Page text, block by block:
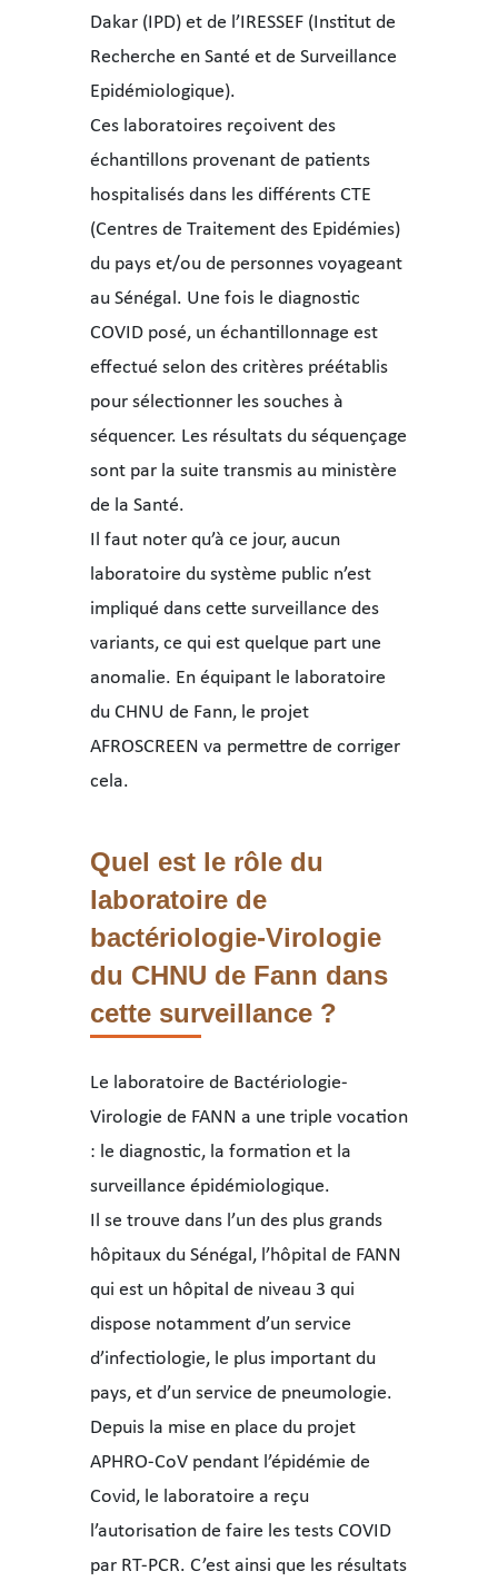
Dakar (IPD) et de l’IRESSEF (Institut de
Recherche en Santé et de Surveillance
Epidémiologique).
Ces laboratoires reçoivent des
échantillons provenant de patients
hospitalisés dans les différents CTE
(Centres de Traitement des Epidémies)
du pays et/ou de personnes voyageant
au Sénégal. Une fois le diagnostic
COVID posé, un échantillonnage est
effectué selon des critères préétablis
pour sélectionner les souches à
séquencer. Les résultats du séquençage
sont par la suite transmis au ministère
de la Santé.
Il faut noter qu’à ce jour, aucun
laboratoire du système public n’est
impliqué dans cette surveillance des
variants, ce qui est quelque part une
anomalie. En équipant le laboratoire
du CHNU de Fann, le projet
AFROSCREEN va permettre de corriger
cela.
Quel est le rôle du
laboratoire de
bactériologie-Virologie
du CHNU de Fann dans
cette surveillance ?
Le laboratoire de Bactériologie-
Virologie de FANN a une triple vocation
: le diagnostic, la formation et la
surveillance épidémiologique.
Il se trouve dans l’un des plus grands
hôpitaux du Sénégal, l’hôpital de FANN
qui est un hôpital de niveau 3 qui
dispose notamment d’un service
d’infectiologie, le plus important du
pays, et d’un service de pneumologie.
Depuis la mise en place du projet
APHRO-CoV pendant l’épidémie de
Covid, le laboratoire a reçu
l’autorisation de faire les tests COVID
par RT-PCR. C’est ainsi que les résultats